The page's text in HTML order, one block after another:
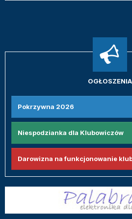
OGŁOSZENIA
Pokrzywna 2026
Niespodzianka dla Klubowiczów
Darowizna na funkcjonowanie